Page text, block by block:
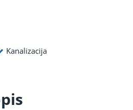
Kanalizacija